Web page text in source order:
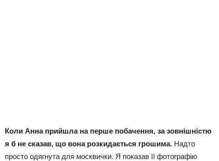
Коли Анна прийшла на перше побачення, за зовнішністю
я б не сказав, що вона розкидається грошима. Надто
просто одягнута для москвички. Я показав її фотографію